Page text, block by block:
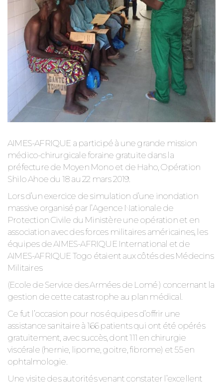
AIMES-AFRIQUE a participé à une grande mission
médico-chirurgicale foraine gratuite dans la
préfecture de Moyen Mono et de Haho, Opération
Shilo Ahoe du 18 au 22 mars 2019.
Lors d’un exercice de simulation d’une inondation
massive organisé par l’Agence Nationale de
Protection Civile du Ministère une opération et en
association avec des forces militaires américaines, les
équipes de AIMES-AFRIQUE International et de
AIMES-AFRIQUE Togo étaient aux côtés des Médecins
Militaires
(Ecole de Service des Armées de Lomé ) concernant la
gestion de cette catastrophe au plan médical.
Ce fut l’occasion pour nos équipes d’offrir une
assistance sanitaire à 166 patients qui ont été opérés
gratuitement, avec succès, dont 111 en chirurgie
viscérale (hernie, lipome, goitre, fibrome) et 55 en
ophtalmologie.
Une visite des autorités venant constater l’excellent